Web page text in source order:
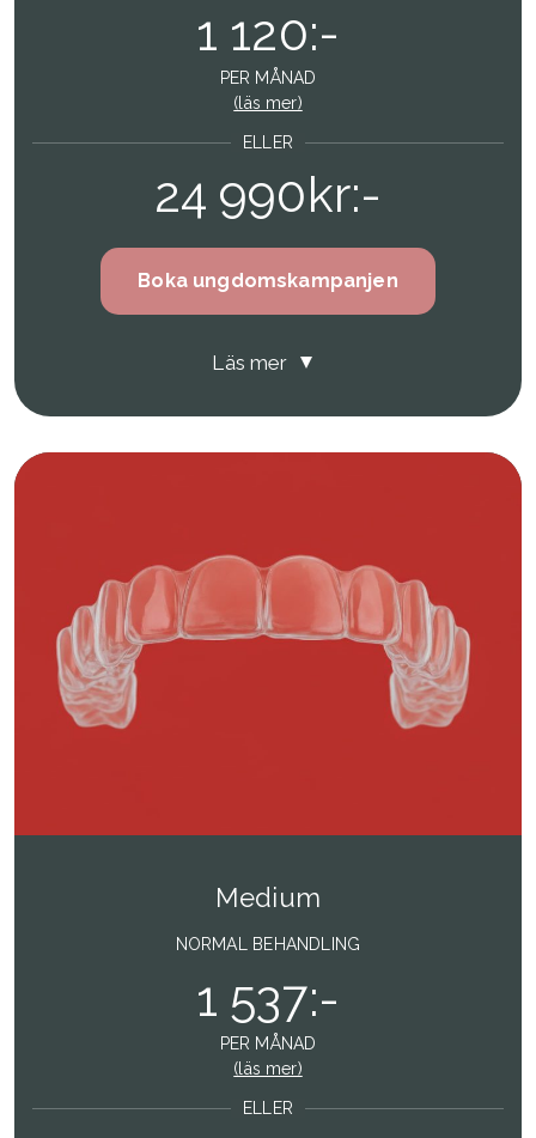
1 120:-
PER MÅNAD
(läs mer)
ELLER
24 990kr:-
Boka ungdomskampanjen
Läs mer
Medium
NORMAL BEHANDLING
1 537:-
PER MÅNAD
(läs mer)
ELLER